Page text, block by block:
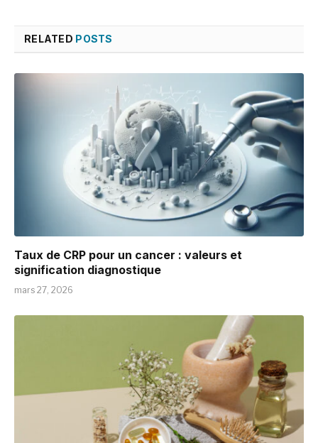
RELATED POSTS
Taux de CRP pour un cancer : valeurs et
signification diagnostique
mars 27, 2026